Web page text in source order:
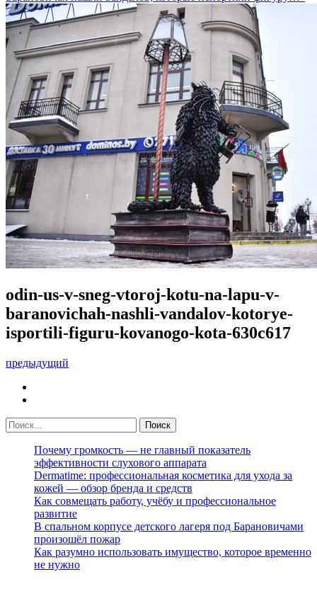
odin-us-v-sneg-vtoroj-kotu-na-lapu-v-
baranovichah-nashli-vandalov-kotorye-
isportili-figuru-kovanogo-kota-630c617
предыдущий
Почему громкость — не главный показатель
эффективности слухового аппарата
Dermatime: профессиональная косметика для ухода за
кожей — обзор бренда и средств
Как совмещать работу, учёбу и профессиональное
развитие
В спальном корпусе детского лагеря под Барановичами
произошёл пожар
Как разумно использовать имущество, которое временно
не нужно